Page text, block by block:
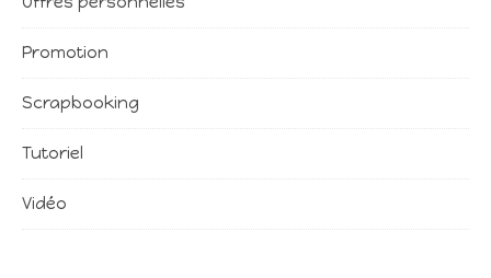
Promotion
Scrapbooking
Tutoriel
Vidéo